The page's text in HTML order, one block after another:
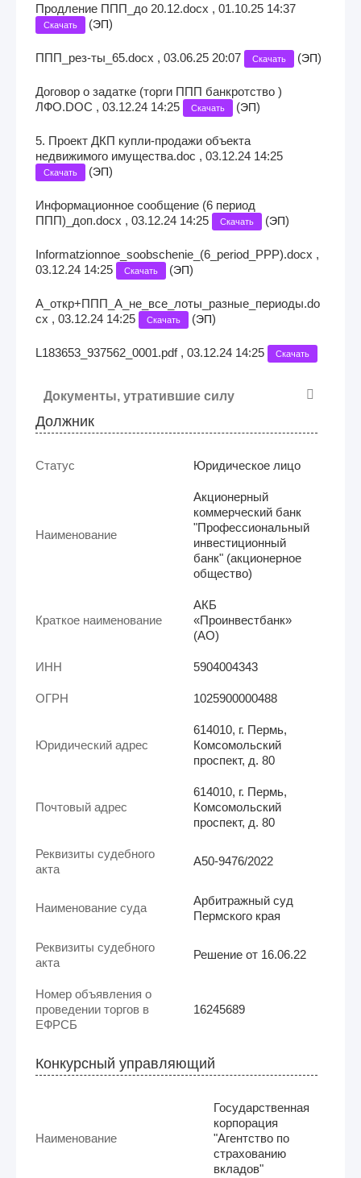
Продление ППП_до 20.12.docx , 01.10.25 14:37
Скачать (ЭП)
ППП_рез-ты_65.docx , 03.06.25 20:07 Скачать (ЭП)
Договор о задатке (торги ППП банкротство )
ЛФО.DOC , 03.12.24 14:25
Скачать (ЭП)
5. Проект ДКП купли-продажи объекта
недвижимого имущества.doc , 03.12.24 14:25
Скачать (ЭП)
Информационное сообщение (6 период
ППП)_доп.docx , 03.12.24 14:25
Скачать (ЭП)
Informatzionnoe_soobschenie_(6_period_PPP).docx ,
03.12.24 14:25
Скачать (ЭП)
А_откр+ППП_А_не_все_лоты_разные_периоды.do
cx , 03.12.24 14:25
Скачать (ЭП)
L183653_937562_0001.pdf , 03.12.24 14:25 Скачать
Документы, утратившие силу
Должник
Статус Юридическое лицо
Наименование
Акционерный
коммерческий банк
"Профессиональный
инвестиционный
банк" (акционерное
общество)
Краткое наименование
АКБ
«Проинвестбанк»
(АО)
ИНН 5904004343
ОГРН 1025900000488
Юридический адрес
614010, г. Пермь,
Комсомольский
проспект, д. 80
Почтовый адрес
614010, г. Пермь,
Комсомольский
проспект, д. 80
Реквизиты судебного
акта
А50-9476/2022
Наименование суда
Арбитражный суд
Пермского края
Реквизиты судебного
акта
Решение от 16.06.22
Номер объявления о
проведении торгов в
ЕФРСБ
16245689
Конкурсный управляющий
Наименование
Государственная
корпорация
"Агентство по
страхованию
вкладов"